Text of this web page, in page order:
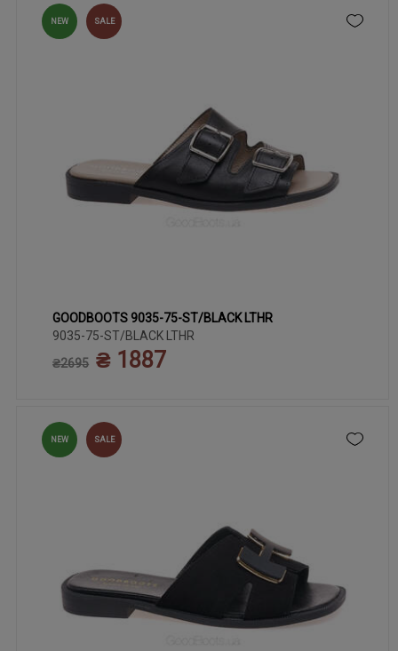
NEW SALE
36 37 38 39 40 41
GOODBOOTS 9035-75-ST/BLACK LTHR
9035-75-ST/BLACK LTHR
₴2695 ₴ 1887
NEW SALE